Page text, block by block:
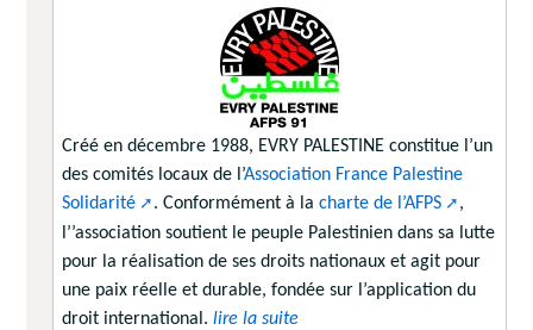
Créé en décembre 1988, EVRY PALESTINE constitue l’un
des comités locaux de l’Association France Palestine
Solidarité
. Conformément à la charte de l’AFPS
,
l’’association soutient le peuple Palestinien dans sa lutte
pour la réalisation de ses droits nationaux et agit pour
une paix réelle et durable, fondée sur l’application du
droit international. lire la suite